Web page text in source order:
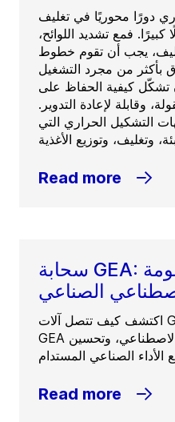
دورًا محوريًا في تغليف
كبيرًا. فمع تشديد اللوائح،
يجب أن تقوم خطوط
بأكثر من مجرد التشغيل
تشكّل كيفية الحفاظ على
وقابلة لإعادة التدوير.
التشكيل الحراري التي
Read more
سحابة GEA: آلات متصلة مدعومة
الصناعي
اكتشف كيف تتصل آلات GEA المُجهزة رقميًا بسحابة
GEA لفتح رؤى مدعومة بالذكاء الاصطناعي، وتحسين
Read more